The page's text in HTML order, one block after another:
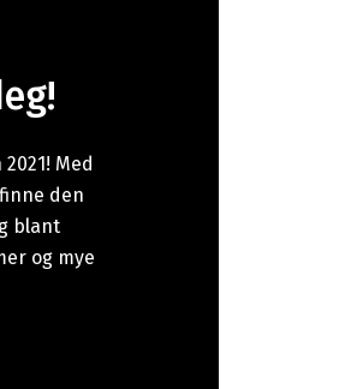
Med
den
blant
og mye